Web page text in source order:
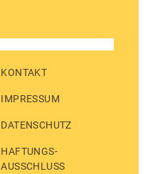
KONTAKT
IMPRESSUM
DATENSCHUTZ
HAFTUNGS­
AUSSCHLUSS